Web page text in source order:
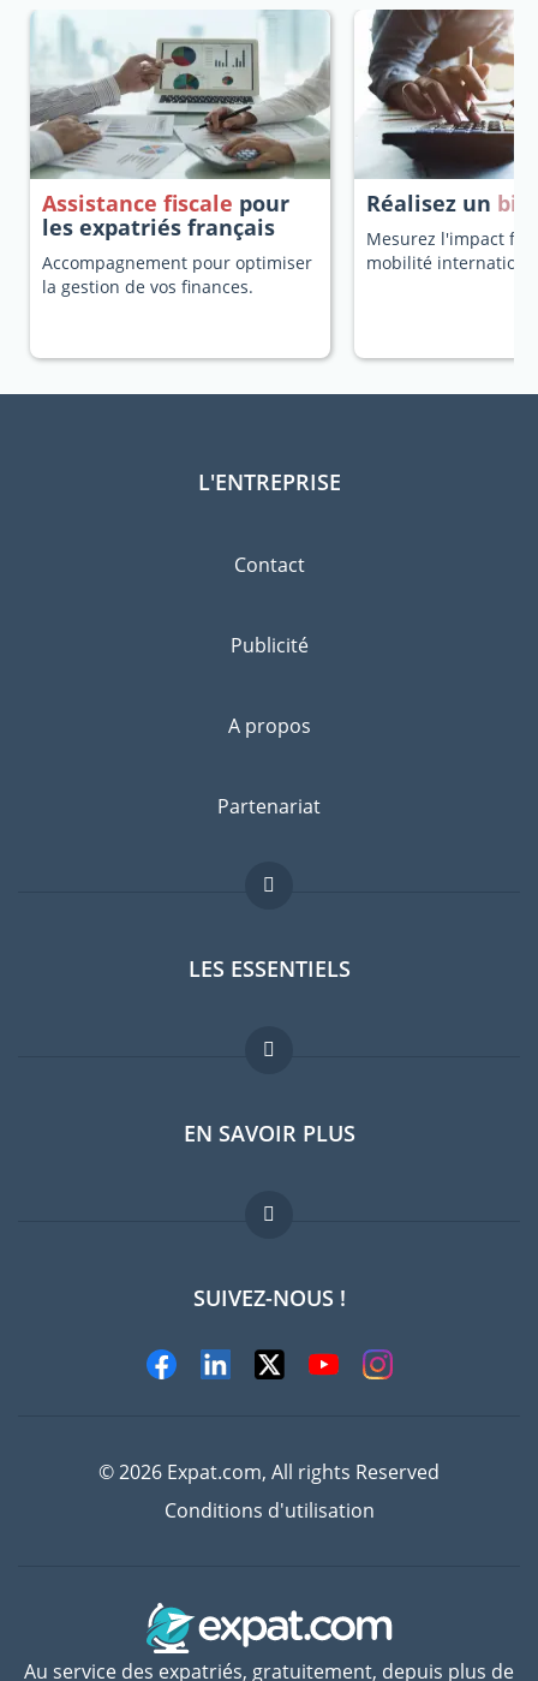
Assistance fiscale pour
les expatriés français
Accompagnement pour optimiser
la gestion de vos finances.
Réalisez un
Mesurez l'impact
mobilité
L'ENTREPRISE
Contact
Publicité
A propos
Partenariat
LES ESSENTIELS
Forum expatriés
Guides pays
Offres d'emploi
EN SAVOIR PLUS
FAQ
Experts
SUIVEZ-NOUS !
© 2026 Expat.com, All rights Reserved
Conditions d'utilisation
Au service des expatriés, gratuitement, depuis plus de